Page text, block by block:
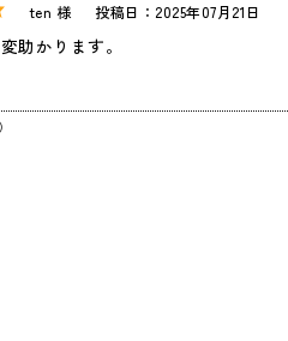
ten 様 投稿日：2025年07月21日
助かります。